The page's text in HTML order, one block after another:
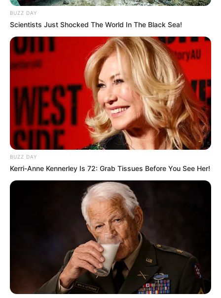
ΔΗΜΟΦΙΛΗ ΑΡΘΡΑ
Η omertà της Covid
Πέμπτη, 29 Σεπτεμβρίου 2022, 19:54
Η omertà της Covid… “Αλλά...
BUZZ DAY
Scientists Just Shocked The World In The Black Sea!
BUZZ DAY
Kerri-Anne Kennerley Is 72: Grab Tissues Before You See Her!